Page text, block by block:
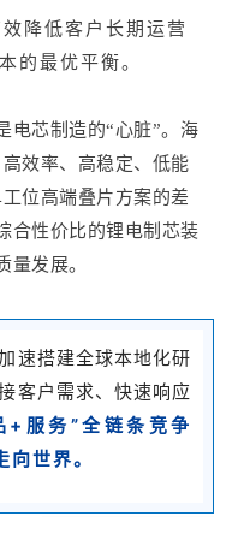
效降低客户长期运营
的最优平衡。
电芯制造的“心脏”。海
效率、高稳定、低能
位高端叠片方案的差
合性价比的锂电制芯装
量发展。
速搭建全球本地化研
客户需求、快速响应
+服务”全链条竞争
世界。